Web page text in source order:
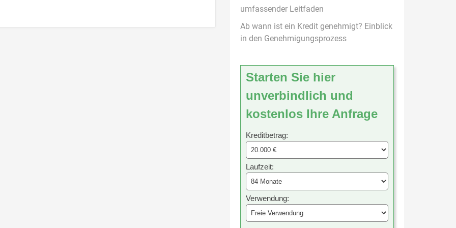
umfassender Leitfaden
Ab wann ist ein Kredit genehmigt? Einblick
in den Genehmigungsprozess
Starten Sie hier
unverbindlich und
kostenlos Ihre Anfrage
Kreditbetrag:
Laufzeit:
Verwendung: